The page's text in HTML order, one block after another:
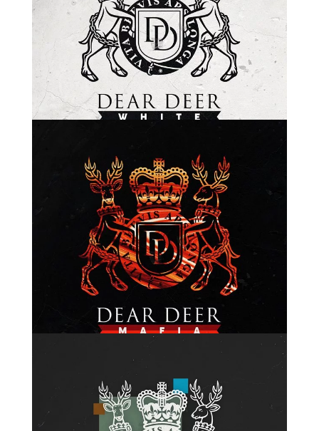
Показати більше
Показати більше